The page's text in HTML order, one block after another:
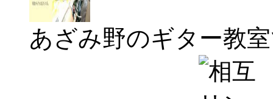
あざみ野のギター教